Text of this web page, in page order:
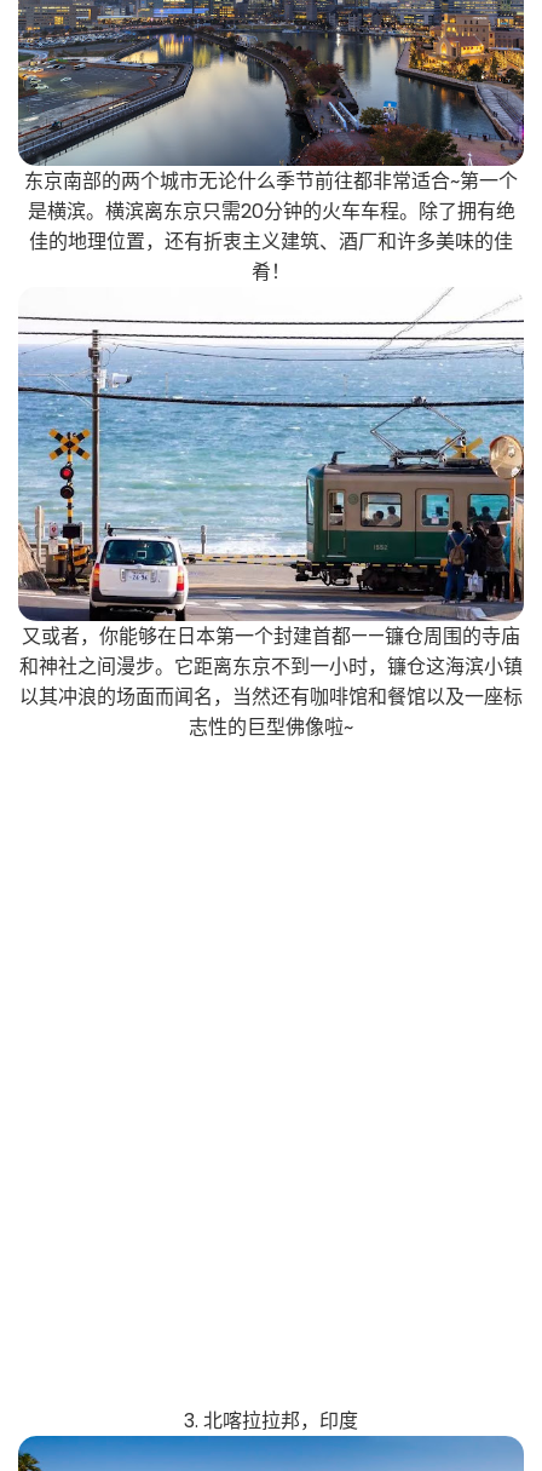
东京南部的两个城市无论什么季节前往都非常适合~第一个
是横滨。横滨离东京只需20分钟的火车车程。除了拥有绝
佳的地理位置，还有折衷主义建筑、酒厂和许多美味的佳
肴！
又或者，你能够在日本第一个封建首都——镰仓周围的寺庙
和神社之间漫步。它距离东京不到一小时，镰仓这海滨小镇
以其冲浪的场面而闻名，当然还有咖啡馆和餐馆以及一座标
志性的巨型佛像啦~
3. 北喀拉拉邦，印度